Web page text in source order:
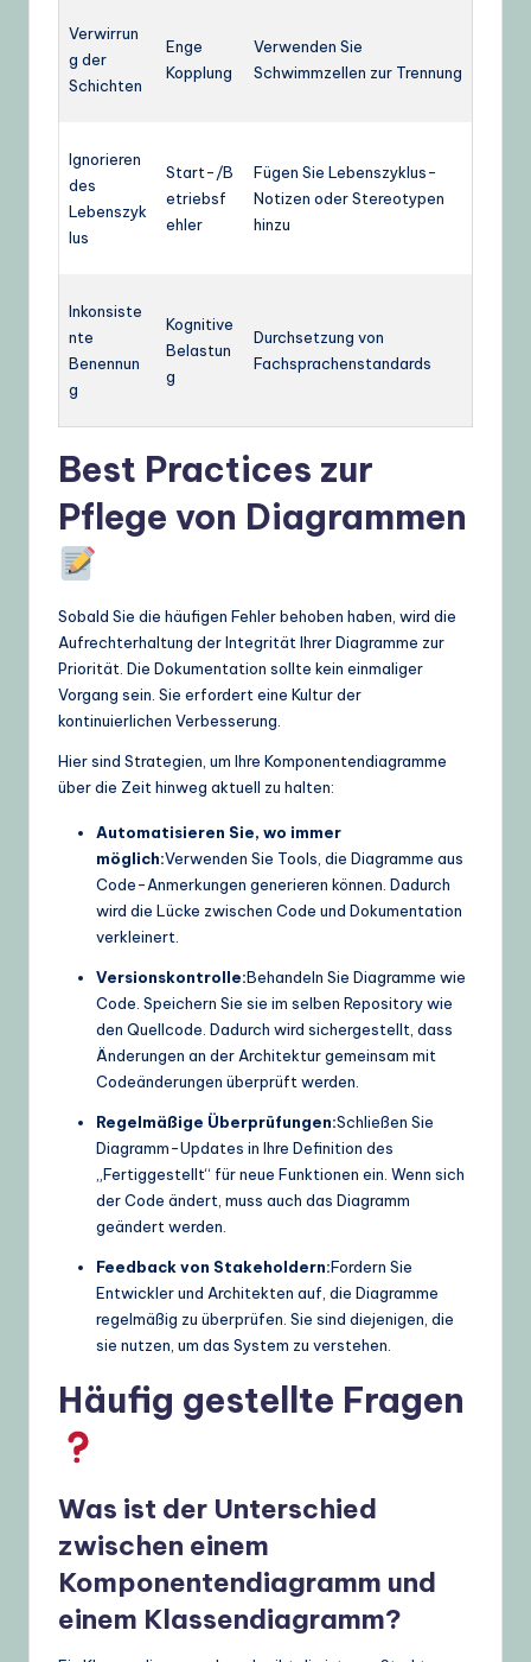
Verwirrun
g der
Schichten
Enge
Kopplung
Verwenden Sie
Schwimmzellen zur Trennung
Ignorieren
des
Lebenszyk
lus
Start-/B
etriebsf
ehler
Fügen Sie Lebenszyklus-
Notizen oder Stereotypen
hinzu
Inkonsiste
nte
Benennun
g
Kognitive
Belastun
g
Durchsetzung von
Fachsprachenstandards
Best Practices zur
Pflege von Diagrammen
Sobald Sie die häufigen Fehler behoben haben, wird die
Aufrechterhaltung der Integrität Ihrer Diagramme zur
Priorität. Die Dokumentation sollte kein einmaliger
Vorgang sein. Sie erfordert eine Kultur der
kontinuierlichen Verbesserung.
Hier sind Strategien, um Ihre Komponentendiagramme
über die Zeit hinweg aktuell zu halten:
Automatisieren Sie, wo immer
möglich:Verwenden Sie Tools, die Diagramme aus
Code-Anmerkungen generieren können. Dadurch
wird die Lücke zwischen Code und Dokumentation
verkleinert.
Versionskontrolle:Behandeln Sie Diagramme wie
Code. Speichern Sie sie im selben Repository wie
den Quellcode. Dadurch wird sichergestellt, dass
Änderungen an der Architektur gemeinsam mit
Codeänderungen überprüft werden.
Regelmäßige Überprüfungen:Schließen Sie
Diagramm-Updates in Ihre Definition des
„Fertiggestellt“ für neue Funktionen ein. Wenn sich
der Code ändert, muss auch das Diagramm
geändert werden.
Feedback von Stakeholdern:Fordern Sie
Entwickler und Architekten auf, die Diagramme
regelmäßig zu überprüfen. Sie sind diejenigen, die
sie nutzen, um das System zu verstehen.
Häufig gestellte Fragen
Was ist der Unterschied
zwischen einem
Komponentendiagramm und
einem Klassendiagramm?